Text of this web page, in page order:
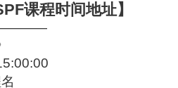
课程时间地址】